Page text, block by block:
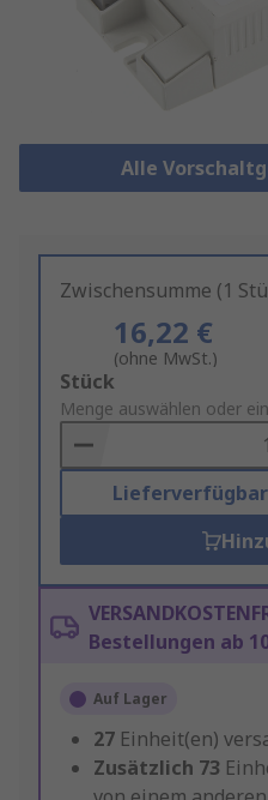
Alle
Zwischensumme (1
16,22 €
(ohne MwSt.)
Add
to
Basket
Stück
Menge auswählen oder
Bestellungen ab
Auf Lager
27 Einheit(en)
Zusätzlich 73